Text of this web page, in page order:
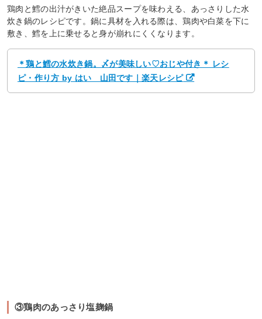
鶏肉と鱈の出汁がきいた絶品スープを味わえる、あっさりした水
炊き鍋のレシピです。鍋に具材を入れる際は、鶏肉や白菜を下に
敷き、鱈を上に乗せると身が崩れにくくなります。
＊鶏と鱈の水炊き鍋。〆が美味しい♡おじや付き＊ レシ
ピ・作り方 by はい 山田です｜楽天レシピ
③鶏肉のあっさり塩麹鍋